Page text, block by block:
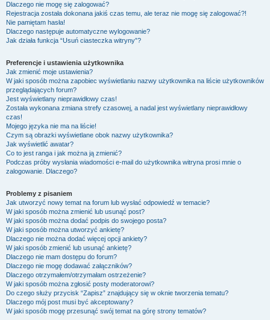
Dlaczego nie mogę się zalogować?
Rejestracja została dokonana jakiś czas temu, ale teraz nie mogę się zalogować?!
Nie pamiętam hasła!
Dlaczego następuje automatyczne wylogowanie?
Jak działa funkcja “Usuń ciasteczka witryny”?
Preferencje i ustawienia użytkownika
Jak zmienić moje ustawienia?
W jaki sposób można zapobiec wyświetlaniu nazwy użytkownika na liście użytkowników
przeglądających forum?
Jest wyświetlany nieprawidłowy czas!
Została wykonana zmiana strefy czasowej, a nadal jest wyświetlany nieprawidłowy
czas!
Mojego języka nie ma na liście!
Czym są obrazki wyświetlane obok nazwy użytkownika?
Jak wyświetlić awatar?
Co to jest ranga i jak można ją zmienić?
Podczas próby wysłania wiadomości e-mail do użytkownika witryna prosi mnie o
zalogowanie. Dlaczego?
Problemy z pisaniem
Jak utworzyć nowy temat na forum lub wysłać odpowiedź w temacie?
W jaki sposób można zmienić lub usunąć post?
W jaki sposób można dodać podpis do swojego posta?
W jaki sposób można utworzyć ankietę?
Dlaczego nie można dodać więcej opcji ankiety?
W jaki sposób zmienić lub usunąć ankietę?
Dlaczego nie mam dostępu do forum?
Dlaczego nie mogę dodawać załączników?
Dlaczego otrzymałem/otrzymałam ostrzeżenie?
W jaki sposób można zgłosić posty moderatorowi?
Do czego służy przycisk “Zapisz” znajdujący się w oknie tworzenia tematu?
Dlaczego mój post musi być akceptowany?
W jaki sposób mogę przesunąć swój temat na górę strony tematów?